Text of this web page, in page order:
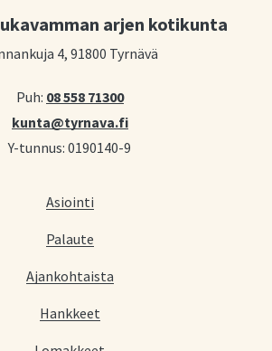
arjen kotikunta
4, 91800 Tyrnävä
Puh: 08 558 71300
kunta@tyrnava.fi
Y-tunnus: 0190140-9
Asiointi
Palaute
Ajankohtaista
Hankkeet